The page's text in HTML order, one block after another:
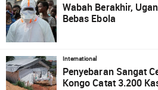
Wabah Berakhir,
Bebas Ebola
International
Penyebaran Sangat
Kongo Catat 3.200